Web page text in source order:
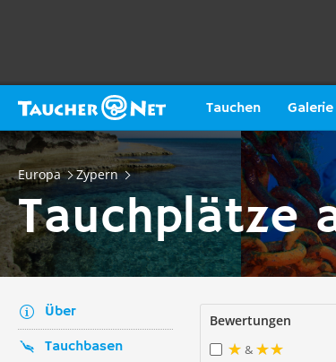
Tauchen Galerie
Europa Zypern
Tauchplätze
Über
Tauchbasen
Bewertungen
&